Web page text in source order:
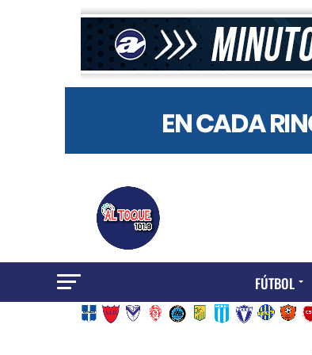
FÚTBOL